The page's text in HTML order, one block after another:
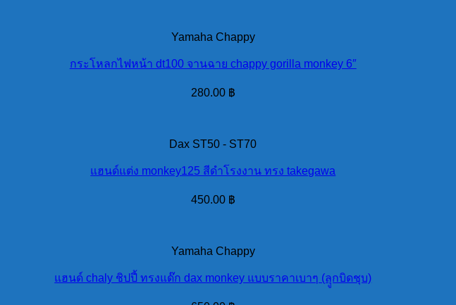
Yamaha Chappy
กระโหลกไฟหน้า dt100 จานฉาย chappy gorilla monkey 6″
280.00 ฿
Dax ST50 - ST70
แฮนด์แต่ง monkey125 สีดำโรงงาน ทรง takegawa
450.00 ฿
Yamaha Chappy
แฮนด์ chaly ชิปปี้ ทรงแด๊ก dax monkey แบบราคาเบาๆ (ลุูกบิดชุบ)